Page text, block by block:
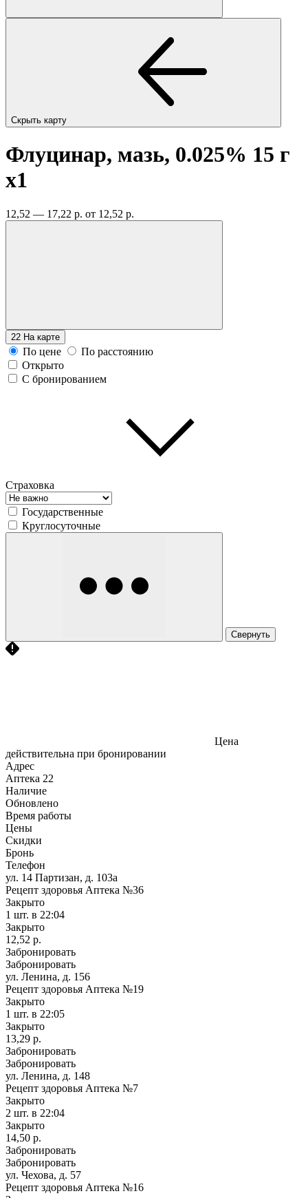
Скрыть карту
Флуцинар, мазь, 0.025% 15 г
x1
12,52 — 17,22 р. от 12,52 р.
22 На карте
По цене
По расстоянию
Открыто
С бронированием
Страховка
Государственные
Круглосуточные
Свернуть
Цена
действительна при бронировании
Адрес
Аптека 22
Наличие
Обновлено
Время работы
Цены
Скидки
Бронь
Телефон
ул. 14 Партизан, д. 103а
Рецепт здоровья Аптека №36
Закрыто
1 шт. в 22:04
Закрыто
12,52 р.
Забронировать
Забронировать
ул. Ленина, д. 156
Рецепт здоровья Аптека №19
Закрыто
1 шт. в 22:05
Закрыто
13,29 р.
Забронировать
Забронировать
ул. Ленина, д. 148
Рецепт здоровья Аптека №7
Закрыто
2 шт. в 22:04
Закрыто
14,50 р.
Забронировать
Забронировать
ул. Чехова, д. 57
Рецепт здоровья Аптека №16